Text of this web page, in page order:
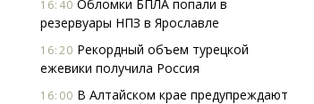
16:40 Обломки БПЛА попали в
резервуары НПЗ в Ярославле
16:20 Рекордный объем турецкой
ежевики получила Россия
16:00 В Алтайском крае предупреждают